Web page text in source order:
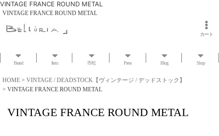
VINTAGE FRANCE ROUND METAL
VINTAGE FRANCE ROUND METAL
カート
Brand Item 市松 Press Blog Shop
HOME > VINTAGE / DEADSTOCK【ヴィンテージ / デッドストック】
> VINTAGE FRANCE ROUND METAL
VINTAGE FRANCE ROUND METAL